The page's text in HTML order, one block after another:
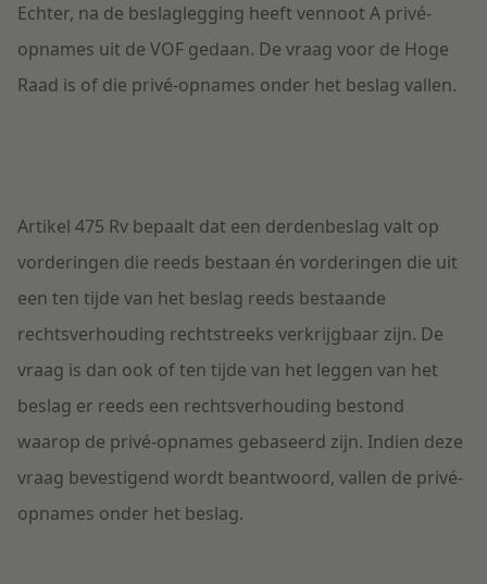
Echter, na de beslaglegging heeft vennoot A privé-
opnames uit de VOF gedaan. De vraag voor de Hoge
Raad is of die privé-opnames onder het beslag vallen.
Artikel 475 Rv bepaalt dat een derdenbeslag valt op
vorderingen die reeds bestaan én vorderingen die uit
een ten tijde van het beslag reeds bestaande
rechtsverhouding rechtstreeks verkrijgbaar zijn. De
vraag is dan ook of ten tijde van het leggen van het
beslag er reeds een rechtsverhouding bestond
waarop de privé-opnames gebaseerd zijn. Indien deze
vraag bevestigend wordt beantwoord, vallen de privé-
opnames onder het beslag.